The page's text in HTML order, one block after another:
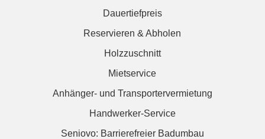
Dauertiefpreis
Reservieren & Abholen
Holzzuschnitt
Mietservice
Anhänger- und Transportervermietung
Handwerker-Service
Seniovo: Barrierefreier Badumbau